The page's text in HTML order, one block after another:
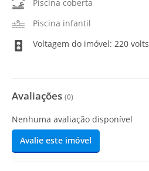
Piscina coberta
Piscina infantil
Voltagem do imóvel: 220 volts
Avaliações (0)
Nenhuma avaliação disponível
Avalie este imóvel